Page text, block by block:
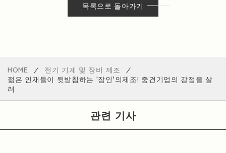
목록으로 돌아가기
HOME
전기 기계 및 장비 제조
젊은 인재들이 뒷받침하는 '장인'의제조! 중견기업의 강점을 살
려
관련 기사